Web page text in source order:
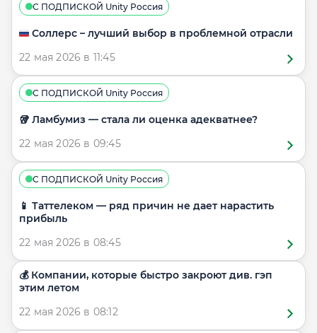
С ПОДПИСКОЙ Unity Россия
🇷🇺 Соллерс – лучший выбор в проблемной отрасли
22 мая 2026 в 11:45
С ПОДПИСКОЙ Unity Россия
🥡 Ламбумиз — стала ли оценка адекватнее?
22 мая 2026 в 09:45
С ПОДПИСКОЙ Unity Россия
📱 Таттелеком — ряд причин не дает нарастить
прибыль
22 мая 2026 в 08:45
💰 Компании, которые быстро закроют див. гэп
этим летом
22 мая 2026 в 08:12